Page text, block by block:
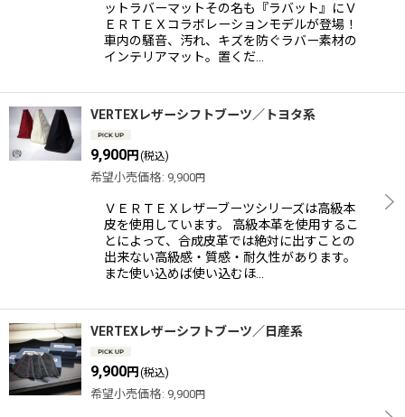
ットラバーマットその名も『ラバット』にＶ
ＥＲＴＥＸコラボレーションモデルが登場！
車内の騒音、汚れ、キズを防ぐラバー素材の
インテリアマット。置くだ…
VERTEXレザーシフトブーツ／トヨタ系
9,900円 (税込)
希望小売価格: 9,900円
ＶＥＲＴＥＸレザーブーツシリーズは高級本
皮を使用しています。 高級本革を使用するこ
とによって、合成皮革では絶対に出すことの
出来ない高級感・質感・耐久性があります。
また使い込めば使い込むほ…
VERTEXレザーシフトブーツ／日産系
9,900円 (税込)
希望小売価格: 9,900円